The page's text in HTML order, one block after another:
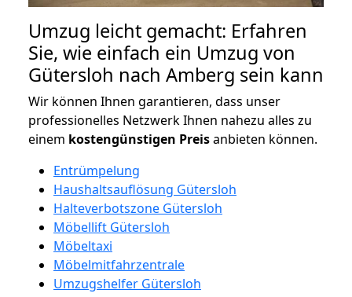
Umzug leicht gemacht: Erfahren
Sie, wie einfach ein Umzug von
Gütersloh nach Amberg sein kann
Wir können Ihnen garantieren, dass unser
professionelles Netzwerk Ihnen nahezu alles zu
einem kostengünstigen Preisanbieten können.
Entrümpelung
Haushaltsauflösung Gütersloh
Halteverbotszone Gütersloh
Möbellift Gütersloh
Möbeltaxi
Möbelmitfahrzentrale
Umzugshelfer Gütersloh